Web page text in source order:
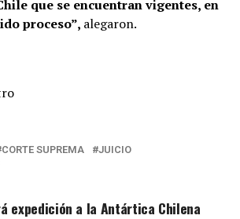
que se encuentran vigentes, en
proceso”, alegaron.
CORTE SUPREMA
JUICIO
expedición a la Antártica Chilena